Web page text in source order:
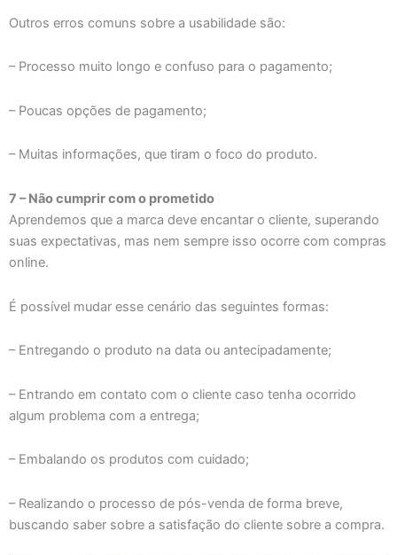
Outros erros comuns sobre a usabilidade são:
– Processo muito longo e confuso para o pagamento;
– Poucas opções de pagamento;
– Muitas informações, que tiram o foco do produto.
7 – Não cumprir com o prometido
Aprendemos que a marca deve encantar o cliente, superando
suas expectativas, mas nem sempre isso ocorre com compras
online.
É possível mudar esse cenário das seguintes formas:
– Entregando o produto na data ou antecipadamente;
– Entrando em contato com o cliente caso tenha ocorrido
algum problema com a entrega;
– Embalando os produtos com cuidado;
– Realizando o processo de pós-venda de forma breve,
buscando saber sobre a satisfação do cliente sobre a compra.